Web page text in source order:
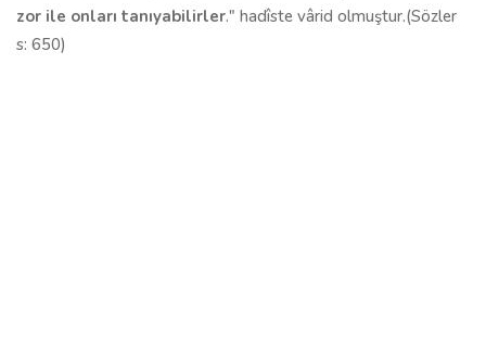
zor ile onları tanıyabilirler." hadîste vârid olmuştur.(Sözler
s: 650)